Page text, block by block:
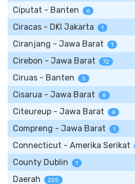
Ciputat - Banten 6
Ciracas - DKI Jakarta 1
Ciranjang - Jawa Barat 1
Cirebon - Jawa Barat 72
Ciruas - Banten 5
Cisarua - Jawa Barat 8
Citeureup - Jawa Barat 4
Compreng - Jawa Barat 1
Connecticut - Amerika Serikat
County Dublin 1
Daerah 225